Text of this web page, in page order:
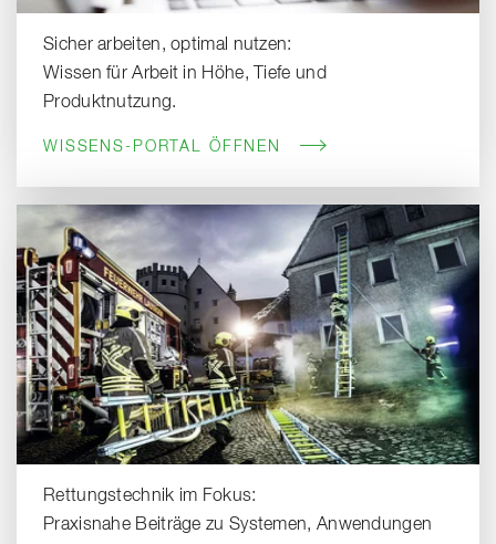
Sicher arbeiten, optimal nutzen:
Wissen für Arbeit in Höhe, Tiefe und
Produktnutzung.
WISSENS-PORTAL ÖFFNEN
Rettungstechnik im Fokus:
Praxisnahe Beiträge zu Systemen, Anwendungen